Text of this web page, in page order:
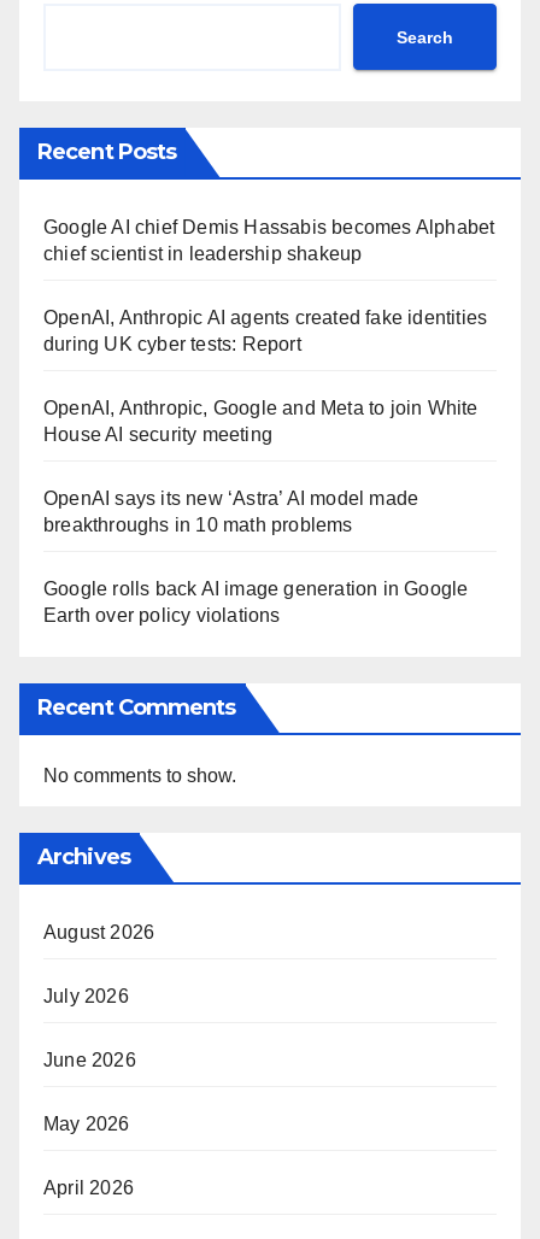
Search
Recent Posts
Google AI chief Demis Hassabis becomes Alphabet
chief scientist in leadership shakeup
OpenAI, Anthropic AI agents created fake identities
during UK cyber tests: Report
OpenAI, Anthropic, Google and Meta to join White
House AI security meeting
OpenAI says its new ‘Astra’ AI model made
breakthroughs in 10 math problems
Google rolls back AI image generation in Google
Earth over policy violations
Recent Comments
No comments to show.
Archives
August 2026
July 2026
June 2026
May 2026
April 2026